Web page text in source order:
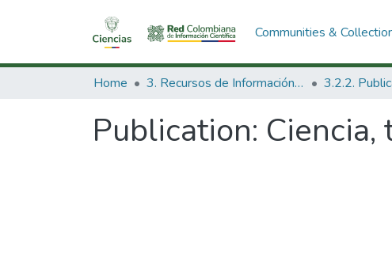
Communities &
Home 3. Recursos de Información Científica y Tecnológica
Publication: